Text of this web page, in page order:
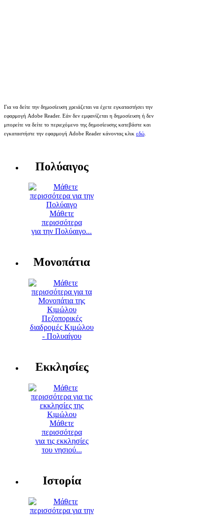
Για να δείτε την δημοσίευση χρειάζεται να έχετε εγκαταστήσει την
εφαρμογή Adobe Reader. Εάν δεν εμφανίζεται η δημοσίευση ή δεν
μπορείτε να δείτε το περιεχόμενο της δημοσίευσης κατεβάστε και
εγκαταστήστε την εφαρμογή Adobe Reader κάνοντας κλικ εδώ
Πολύαιγος
Μάθετε
περισσότερα
για την Πολύαιγο...
Μονοπάτια
Πεζοπορικές
διαδρομές Κιμώλου
- Πολυαίγου
Εκκλησίες
Μάθετε
περισσότερα
για τις εκκλησίες
του νησιού...
Ιστορία